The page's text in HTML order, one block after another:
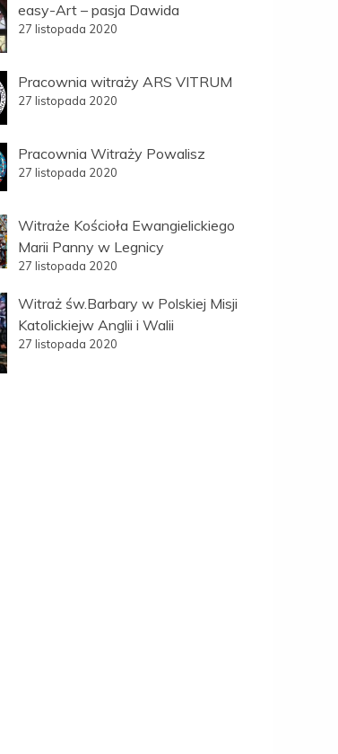
easy-Art – pasja Dawida
27 listopada 2020
Pracownia witraży ARS VITRUM
27 listopada 2020
Pracownia Witraży Powalisz
27 listopada 2020
Witraże Kościoła Ewangielickiego
Marii Panny w Legnicy
27 listopada 2020
Witraż św.Barbary w Polskiej Misji
Katolickiejw Anglii i Walii
27 listopada 2020